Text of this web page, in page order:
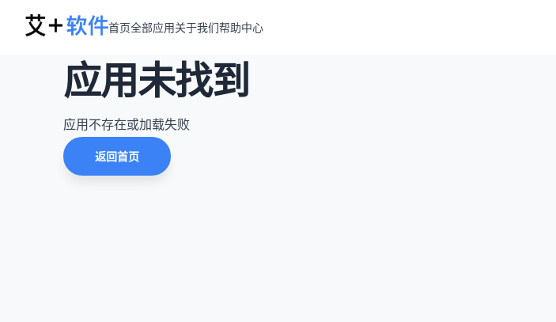
首页全部应用关于我们帮助中心
应用未找到
应用不存在或加载失败
返回首页